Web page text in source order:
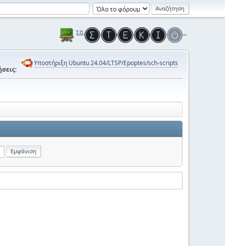
Υποστήριξη Ubuntu 24.04/LTSP/Epoptes/sch-scripts